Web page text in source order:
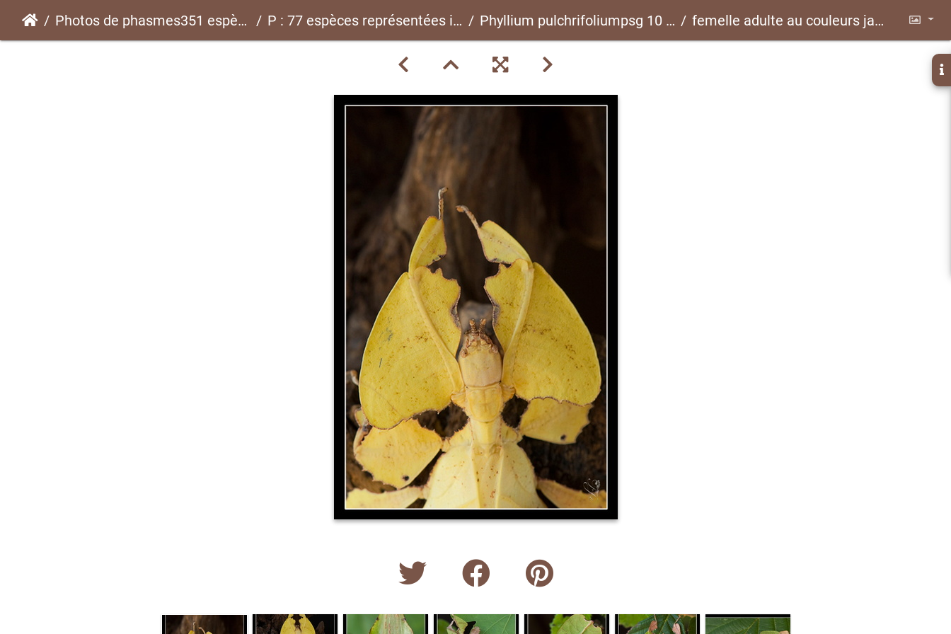
Photos de phasmes351 espèces P : 77 espèces représentées ici Phyllium pulchrifoliumpsg 10 CLP40 femelle adulte au couleurs jaune.